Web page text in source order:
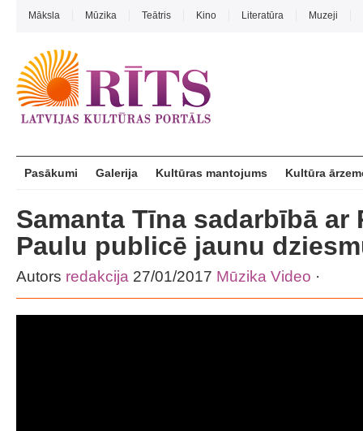
Māksla Mūzika Teātris Kino Literatūra Muzeji
Pasākumi Galerija Kultūras mantojums Kultūra
Samanta Tīna sadarbībā ar
Paulu publicē jaunu
Autors redakcija 27/01/2017 Mūzika Video ·